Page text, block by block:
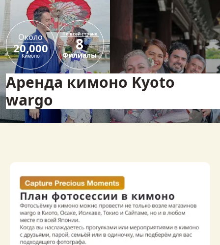
Около
20,000
Кимоно
По всей стране
8
Филиалы
Аренда кимоно Kyoto
wargo